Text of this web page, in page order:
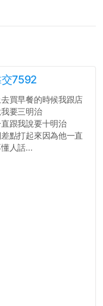
7592
買早餐的時候我跟店
我要三明治
跟我說要十明治
點打起來因為他一直
人話...